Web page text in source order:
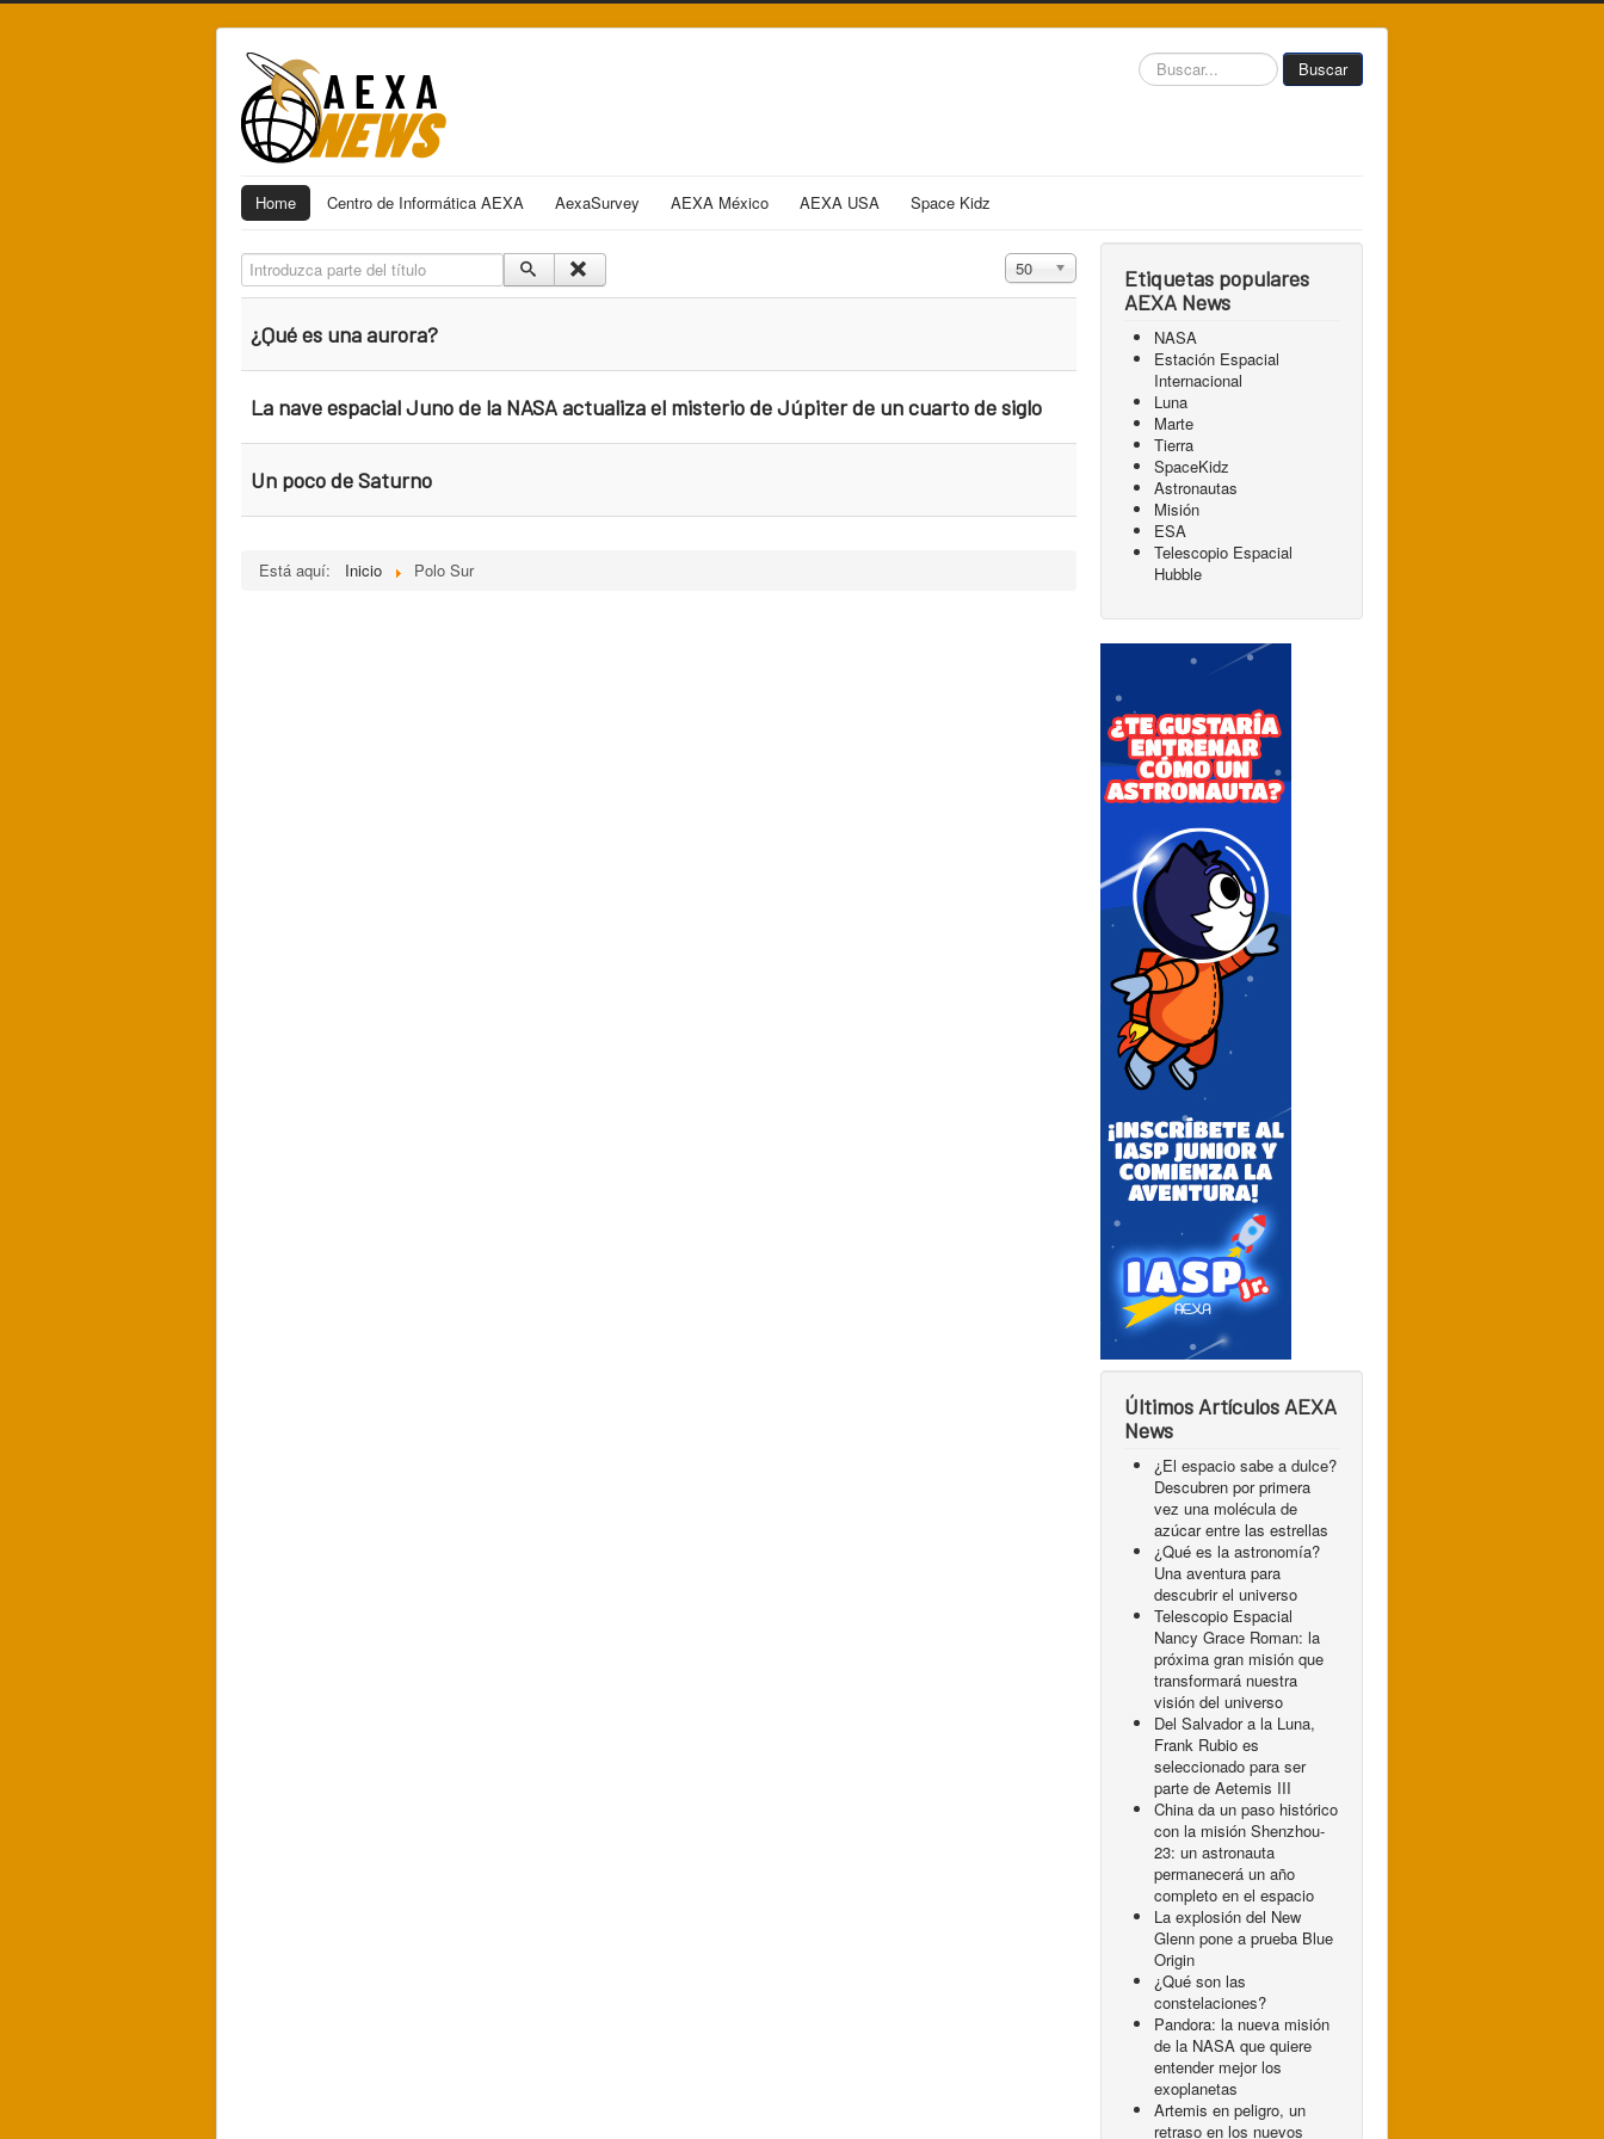
Buscar... Buscar
Home Centro de Informática AEXA AexaSurvey AEXA México AEXA USA Space Kidz
Introduzca parte del título Cantidad a mostrar
50
¿Qué es una aurora?
La nave espacial Juno de la NASA actualiza el misterio de Júpiter de un cuarto de siglo
Un poco de Saturno
Está aquí: Inicio Polo Sur
Etiquetas populares
AEXA News
NASA
Estación Espacial
Internacional
Luna
Marte
Tierra
SpaceKidz
Astronautas
Misión
ESA
Telescopio Espacial
Hubble
Últimos Artículos AEXA
News
¿El espacio sabe a dulce?
Descubren por primera
vez una molécula de
azúcar entre las estrellas
¿Qué es la astronomía?
Una aventura para
descubrir el universo
Telescopio Espacial
Nancy Grace Roman: la
próxima gran misión que
transformará nuestra
visión del universo
Del Salvador a la Luna,
Frank Rubio es
seleccionado para ser
parte de Aetemis III
China da un paso histórico
con la misión Shenzhou-
23: un astronauta
permanecerá un año
completo en el espacio
La explosión del New
Glenn pone a prueba Blue
Origin
¿Qué son las
constelaciones?
Pandora: la nueva misión
de la NASA que quiere
entender mejor los
exoplanetas
Artemis en peligro, un
retraso en los nuevos